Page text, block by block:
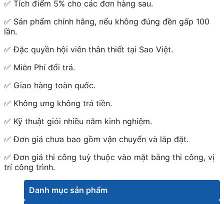
✅ Tích điểm 5% cho các đơn hàng sau.
✅ Sản phẩm chính hãng, nếu không đúng đền gấp 100
lần.
✅ Đặc quyền hội viên thân thiết tại Sao Việt.
✅ Miễn Phí đổi trả.
✅ Giao hàng toàn quốc.
✅ Không ưng không trả tiền.
✅ Kỹ thuật giỏi nhiều năm kinh nghiệm.
✅ Đơn giá chưa bao gồm vận chuyển và lắp đặt.
✅ Đơn giá thi công tuỳ thuộc vào mặt bằng thi công, vị
trí công trình.
Danh mục sản phẩm